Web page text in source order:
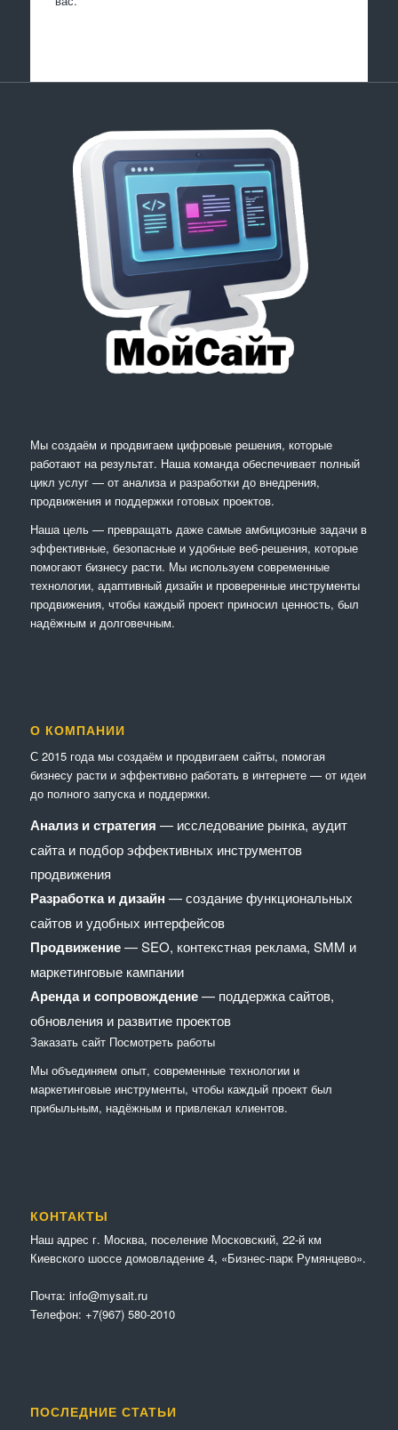
Мы создаём и продвигаем цифровые решения, которые
работают на результат. Наша команда обеспечивает полный
цикл услуг — от анализа и разработки до внедрения,
продвижения и поддержки готовых проектов.
Наша цель — превращать даже самые амбициозные задачи в
эффективные, безопасные и удобные веб-решения, которые
помогают бизнесу расти. Мы используем современные
технологии, адаптивный дизайн и проверенные инструменты
продвижения, чтобы каждый проект приносил ценность, был
надёжным и долговечным.
О КОМПАНИИ
С 2015 года мы создаём и продвигаем сайты, помогая
бизнесу расти и эффективно работать в интернете — от идеи
до полного запуска и поддержки.
Анализ и стратегия — исследование рынка, аудит
сайта и подбор эффективных инструментов
продвижения
Разработка и дизайн — создание функциональных
сайтов и удобных интерфейсов
Продвижение— SEO, контекстная реклама, SMM и
маркетинговые кампании
Аренда и сопровождение— поддержка сайтов,
обновления и развитие проектов
Заказать сайт Посмотреть работы
Мы объединяем опыт, современные технологии и
маркетинговые инструменты, чтобы каждый проект был
прибыльным, надёжным и привлекал клиентов.
КОНТАКТЫ
Наш адрес г. Москва, поселение Московский, 22-й км
Киевского шоссе домовладение 4, «Бизнес-парк Румянцево».
Почта: info@mysait.ru
Телефон: +7(967) 580-2010
ПОСЛЕДНИЕ СТАТЬИ